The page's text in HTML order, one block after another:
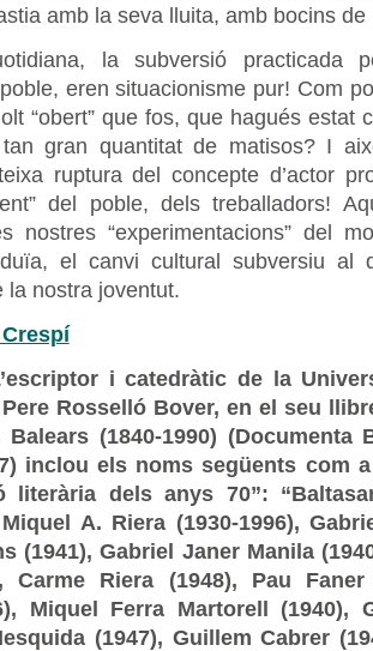
amb la seva lluita, amb bocins de
la subversió practicada
eren situacionisme pur! Com
“obert” que fos, que hagués estat
gran quantitat de matisos? I
ruptura del concepte d’actor
del poble, dels treballadors!
nostres “experimentacions” del
el canvi cultural subversiu al
la nostra joventut.
i catedràtic de la
Rosselló Bover, en el seu
(1840-1990) (Documenta
inclou els noms següents com
literària dels anys 70”:
A. Riera (1930-1996),
(1941), Gabriel Janer Manila
Carme Riera (1948), Pau
Miquel Ferra Martorell (1940),
(1947), Guillem Cabrer